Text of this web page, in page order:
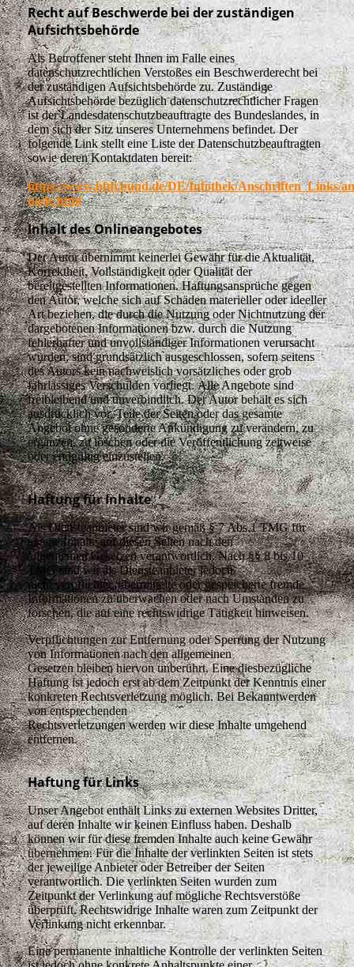
Recht auf Beschwerde bei der zuständigen
Aufsichtsbehörde
Als Betroffener steht Ihnen im Falle eines
datenschutzrechtlichen Verstoßes ein Beschwerderecht bei
der zuständigen Aufsichtsbehörde zu. Zuständige
Aufsichtsbehörde bezüglich datenschutzrechtlicher Fragen
ist der Landesdatenschutzbeauftragte des Bundeslandes, in
dem sich der Sitz unseres Unternehmens befindet. Der
folgende Link stellt eine Liste der Datenschutzbeauftragten
sowie deren Kontaktdaten bereit:
https://www.bfdi.bund.de/DE/Infothek/Anschriften_Links/
node.html
Inhalt des Onlineangebotes
Der Autor übernimmt keinerlei Gewähr für die Aktualität,
Korrektheit, Vollständigkeit oder Qualität der
bereitgestellten Informationen. Haftungsansprüche gegen
den Autor, welche sich auf Schäden materieller oder ideeller
Art beziehen, die durch die Nutzung oder Nichtnutzung der
dargebotenen Informationen bzw. durch die Nutzung
fehlerhafter und unvollständiger Informationen verursacht
wurden, sind grundsätzlich ausgeschlossen, sofern seitens
des Autors kein nachweislich vorsätzliches oder grob
fahrlässiges Verschulden vorliegt. Alle Angebote sind
freibleibend und unverbindlich. Der Autor behält es sich
ausdrücklich vor, Teile der Seiten oder das gesamte
Angebot ohne gesonderte Ankündigung zu verändern, zu
ergänzen, zu löschen oder die Veröffentlichung zeitweise
oder endgültig einzustellen.
Haftung für Inhalte
Als Diensteanbieter sind wir gemäß § 7 Abs.1 TMG für
eigene Inhalte auf diesen Seiten nach den
allgemeinen Gesetzen verantwortlich. Nach §§ 8 bis 10
TMG sind wir als Diensteanbieter jedoch
nicht verpflichtet, übermittelte oder gespeicherte fremde
Informationen zu überwachen oder nach Umständen zu
forschen, die auf eine rechtswidrige Tätigkeit hinweisen.
Verpflichtungen zur Entfernung oder Sperrung der Nutzung
von Informationen nach den allgemeinen
Gesetzen bleiben hiervon unberührt. Eine diesbezügliche
Haftung ist jedoch erst ab dem Zeitpunkt der Kenntnis einer
konkreten Rechtsverletzung möglich. Bei Bekanntwerden
von entsprechenden
Rechtsverletzungen werden wir diese Inhalte umgehend
entfernen.
Haftung für Links
Unser Angebot enthält Links zu externen Websites Dritter,
auf deren Inhalte wir keinen Einfluss haben. Deshalb
können wir für diese fremden Inhalte auch keine Gewähr
übernehmen. Für die Inhalte der verlinkten Seiten ist stets
der jeweilige Anbieter oder Betreiber der Seiten
verantwortlich. Die verlinkten Seiten wurden zum
Zeitpunkt der Verlinkung auf mögliche Rechtsverstöße
überprüft. Rechtswidrige Inhalte waren zum Zeitpunkt der
Verlinkung nicht erkennbar.
Eine permanente inhaltliche Kontrolle der verlinkten Seiten